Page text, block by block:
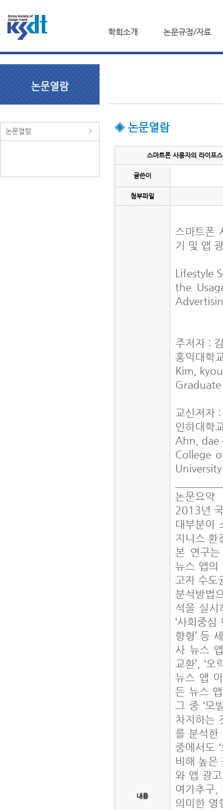
학회소개 논문규정/자료
논문열람
논문열람 ◈ 논문열람
스마트폰 사용자의 라이프
글쓴이
첨부파일
내용
스마트폰
기 및 앱
Lifestyle
the
주저자 :
홍익대학
Kim,
교신저
인하대학
Ahn,
College
논문요약
2013년
대부분이
지니스 환
본 연구는
뉴스 앱의
고자 수도
분석방법
석을 실시
‘사회중심
향형’ 등
사 뉴스 앱
교환’, ‘
뉴스 앱
든 뉴스
그 중 ‘모
차지하는
를 분석한
중에서도
비해 높은
와 앱 광
여가추구,
의미한 영